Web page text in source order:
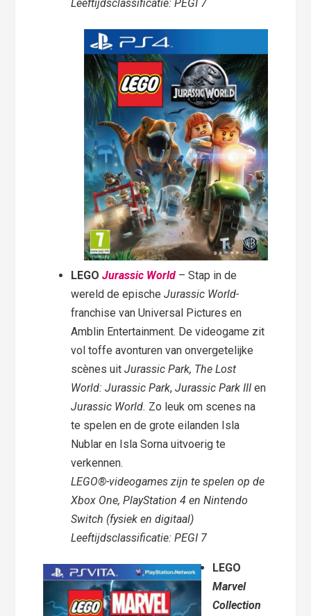
Leeftijdsclassificatie: PEGI 7
LEGO Jurassic World – Stap in de
wereld de epischeJurassic World-
franchise van Universal Pictures en
Amblin Entertainment. De videogame zit
vol toffe avonturen van onvergetelijke
scènes uitJurassic Park, The Lost
World: Jurassic Park,Jurassic Park III en
Jurassic World. Zo leuk om scenes na
te spelen en de grote eilanden Isla
Nublar en Isla Sorna uitvoerig te
verkennen.
LEGO®-videogames zijn te spelen op de
Xbox One, PlayStation 4 en Nintendo
Switch (fysiek en digitaal)
Leeftijdsclassificatie: PEGI 7
LEGO
Marvel
Collection